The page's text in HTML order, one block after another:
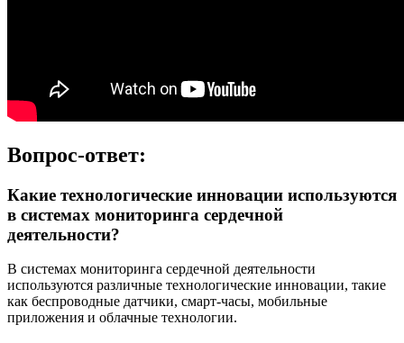
Вопрос-ответ:
Какие технологические инновации используются
в системах мониторинга сердечной
деятельности?
В системах мониторинга сердечной деятельности
используются различные технологические инновации, такие
как беспроводные датчики, смарт-часы, мобильные
приложения и облачные технологии.